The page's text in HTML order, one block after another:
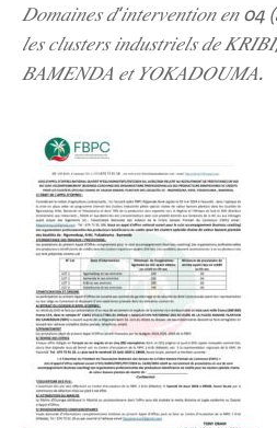
𝐷𝑜𝑚𝑎𝑖𝑛𝑒𝑠 𝑑’𝑖𝑛𝑡𝑒𝑟𝑣𝑒𝑛𝑡𝑖𝑜𝑛 𝑒𝑛 04
𝑙𝑒𝑠 𝑐𝑙𝑢𝑠𝑡𝑒𝑟𝑠 𝑖𝑛𝑑𝑢𝑠𝑡𝑟𝑖𝑒𝑙𝑠 𝑑𝑒
𝐵𝐴𝑀𝐸𝑁𝐷𝐴 𝑒𝑡 𝑌𝑂𝐾𝐴𝐷𝑂𝑈𝑀𝐴.